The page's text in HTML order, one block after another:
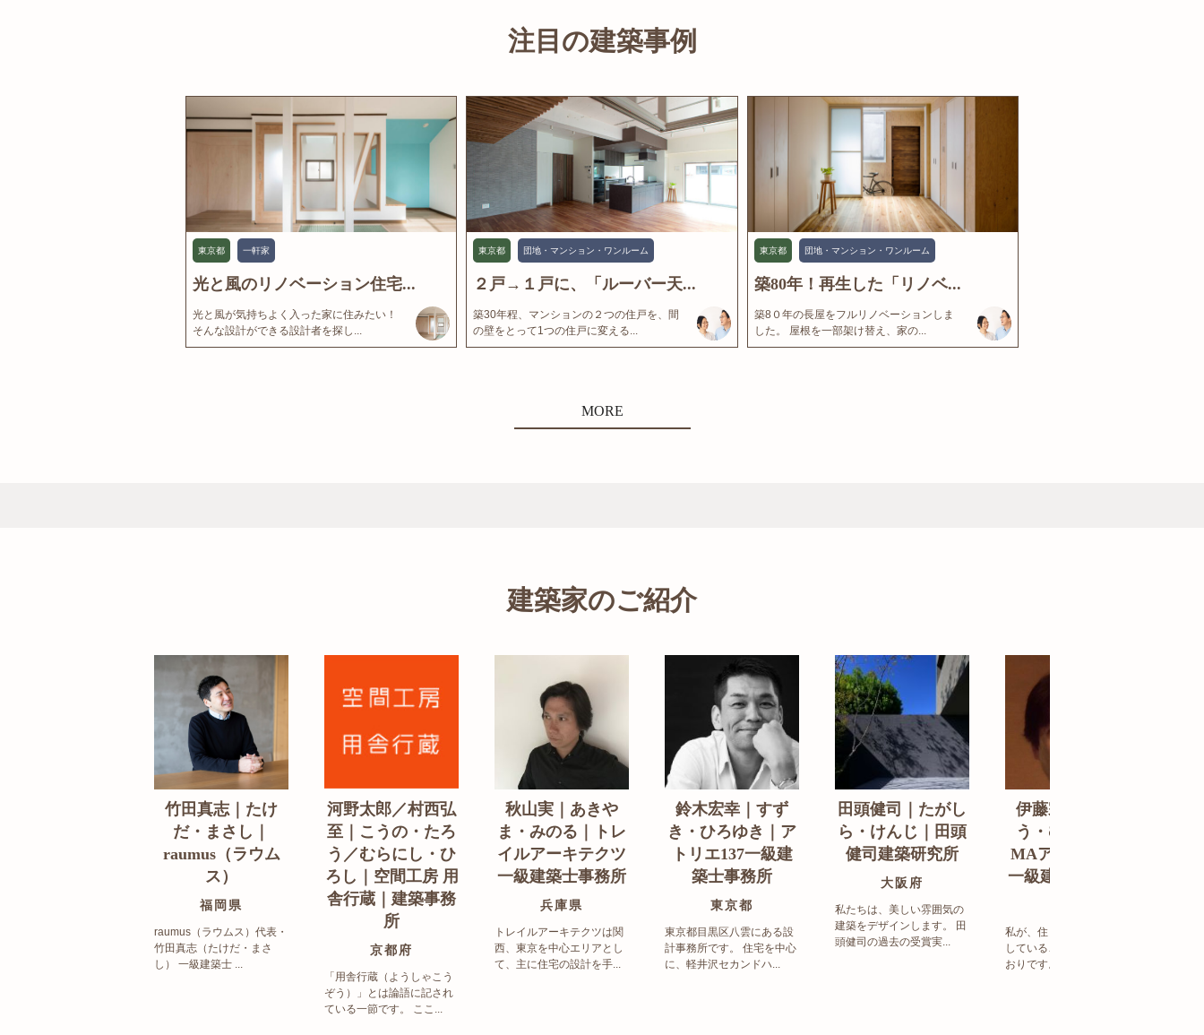
注目の建築事例
東京都 一軒家
光と風のリノベーション住宅...
光と風が気持ちよく入った家に住みたい！
そんな設計ができる設計者を探し...
東京都 団地・マンション・ワンルーム
２戸→１戸に、「ルーバー天...
築30年程、マンションの２つの住戸を、間
の壁をとって1つの住戸に変える...
東京都 団地・マンション・ワンルーム
築80年！再生した「リノベ...
築8０年の長屋をフルリノベーションしま
した。 屋根を一部架け替え、家の...
MORE
建築家のご紹介
竹田真志｜たけ
だ・まさし｜
raumus（ラウム
ス）
福岡県
raumus（ラウムス）代表・
竹田真志（たけだ・まさ
し） 一級建築士 ...
河野太郎／村西弘
至｜こうの・たろ
う／むらにし・ひ
ろし｜空間工房 用
舎行蔵｜建築事務
所
京都府
「用舎行蔵（ようしゃこう
ぞう）」とは論語に記され
ている一節です。 ここ...
秋山実｜あきや
ま・みのる｜トレ
イルアーキテクツ
一級建築士事務所
兵庫県
トレイルアーキテクツは関
西、東京を中心エリアとし
て、主に住宅の設計を手...
鈴木宏幸｜すず
き・ひろゆき｜ア
トリエ137一級建
築士事務所
東京都
東京都目黒区八雲にある設
計事務所です。 住宅を中心
に、軽井沢セカンドハ...
田頭健司｜たがし
ら・けんじ｜田頭
健司建築研究所
大阪府
私たちは、美しい雰囲気の
建築をデザインします。 田
頭健司の過去の受賞実...
伊藤宗明｜いと
う・むねあき｜
MAアーキテクト
一級建築士事務所
私が、住まい造りで大事に
していることは、以下のと
おりです。 洗練された...